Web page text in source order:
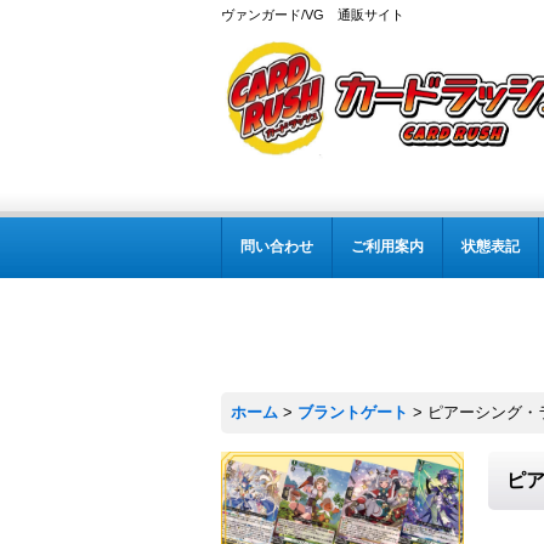
ヴァンガード/VG 通販サイト
問い合わせ ご利用案内 状態表記
ホーム > ブラントゲート > ピアーシング
ピ